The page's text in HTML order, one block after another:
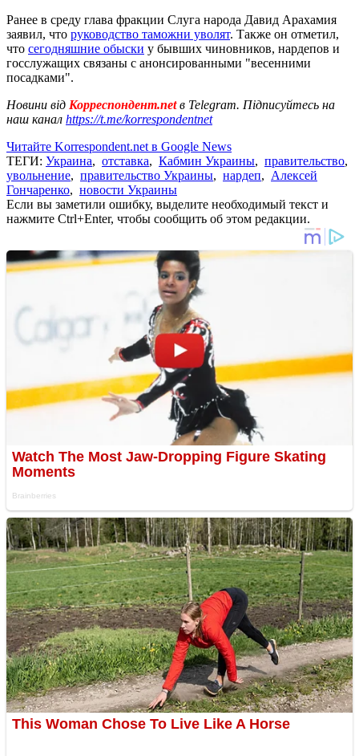
Ранее в среду глава фракции Слуга народа Давид Арахамия
заявил, что руководство таможни уволят. Также он отметил,
что сегодняшние обыски у бывших чиновников, нардепов и
госслужащих связаны с анонсированными "весенними
посадками".
Новини від Корреспондент.netв Telegram. Підписуйтесь на
наш канал https://t.me/korrespondentnet
Читайте Korrespondent.net в Google News
ТЕГИ: Украина, отставка, Кабмин Украины, правительство,
увольнение, правительство Украины, нардеп, Алексей
Гончаренко, новости Украины
Если вы заметили ошибку, выделите необходимый текст и
нажмите Ctrl+Enter, чтобы сообщить об этом редакции.